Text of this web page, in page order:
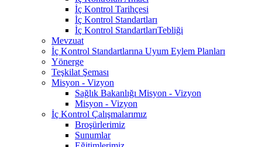
İç Kontrol Tarihçesi
İç Kontrol Standartları
İç Kontrol StandartlarıTebliği
Mevzuat
İç Kontrol Standartlarına Uyum Eylem Planları
Yönerge
Teşkilat Şeması
Misyon - Vizyon
Sağlık Bakanlığı Misyon - Vizyon
Misyon - Vizyon
İç Kontrol Çalışmalarımız
Broşürlerimiz
Sunumlar